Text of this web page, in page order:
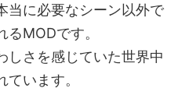
当に必要なシーン以外で
MODです。
しさを感じていた世界中
います。